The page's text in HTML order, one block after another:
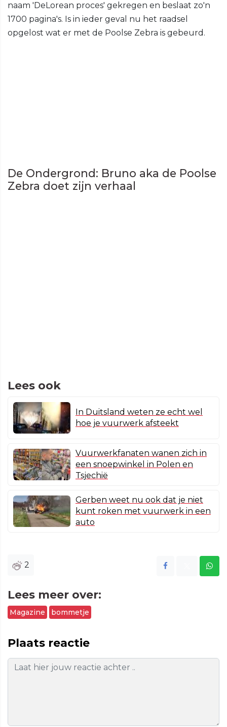
naam 'DeLorean proces' gekregen en beslaat zo'n
1700 pagina's. Is in ieder geval nu het raadsel
opgelost wat er met de Poolse Zebra is gebeurd.
De Ondergrond: Bruno aka de Poolse
Zebra doet zijn verhaal
Lees ook
In Duitsland weten ze echt wel
hoe je vuurwerk afsteekt
Vuurwerkfanaten wanen zich in
een snoepwinkel in Polen en
Tsjechië
Gerben weet nu ook dat je niet
kunt roken met vuurwerk in een
auto
2
Lees meer over:
Magazine bommetje
Plaats reactie